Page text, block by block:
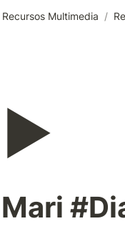
Recursos Multimedia /
▶️
Mari